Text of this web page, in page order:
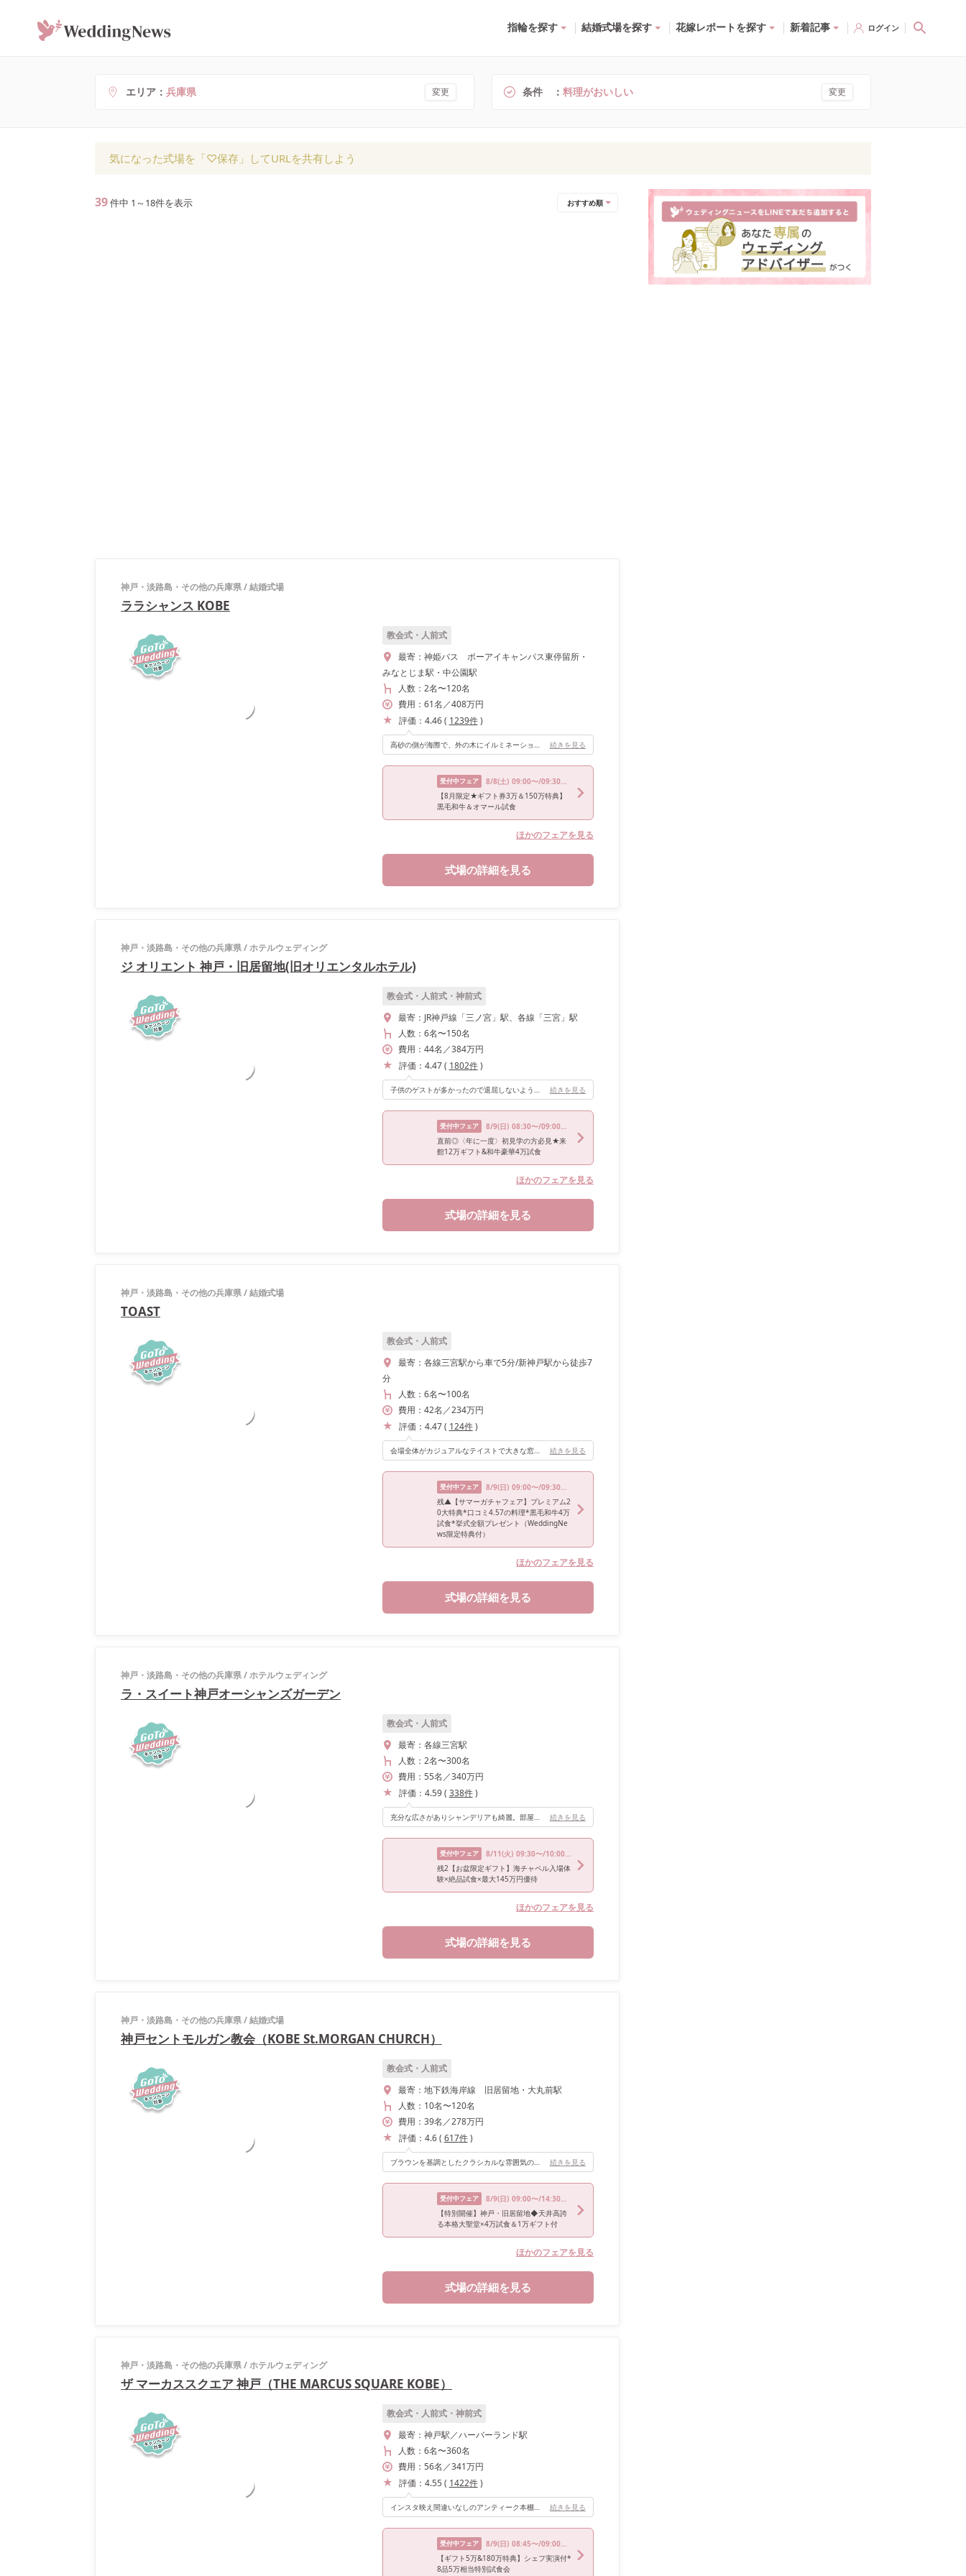
指輪を探す 結婚式場を探す 花嫁レポートを探す 新着記事 ログイン
エリア 兵庫県 変更 条件 料理がおいしい 変更
気になった式場を「♡保存」してURLを共有しよう
39件中 1 ～ 18件を表示 おすすめ順
神戸・淡路島・その他の兵庫県/結婚式場
ララシャンス KOBE
教会式・人前式
最寄： 神姫バス ポーアイキャンパス東停留所・
みなとじま駅・中公園駅
人数： 2名〜120名
費用： 61名 ／408万円
評価： 4.46( 1239件)
高砂の側が海際で、外の木にイルミネーションがされておりキラキラしていてナイトウェディングならではのオシャレな空間演出ができます！ 続きを見る
受付中フェア 8/8(土) 09:00〜/09:30〜/10:00〜/13:30〜/17:30〜
【8月限定★ギフト券3万＆150万特典】
黒毛和牛＆オマール試食
ほかのフェアを見る
式場の詳細を見る
神戸・淡路島・その他の兵庫県/ホテルウェディング
ジ オリエント 神戸・旧居留地(旧オリエンタルホテル)
教会式・人前式・神前式
最寄： JR神戸線「三ノ宮」駅、各線「三宮」駅
人数： 6名〜150名
費用： 44名 ／384万円
評価： 4.47( 1802件)
子供のゲストが多かったので退屈しないように参加型プログラムを考えました。子供たちが緊張をほぐしてくれたので和やかな披露宴になりました。 続きを見る
受付中フェア 8/9(日) 08:30〜/09:00〜/12:00〜/15:00〜
直前◎〈年に一度〉初見学の方必見★来
館12万ギフト&和牛豪華4万試食
ほかのフェアを見る
式場の詳細を見る
神戸・淡路島・その他の兵庫県/結婚式場
TOAST
教会式・人前式
最寄： 各線三宮駅から車で5分/新神戸駅から徒歩7
分
人数： 6名〜100名
費用： 42名 ／234万円
評価： 4.47( 124件)
会場全体がカジュアルなテイストで大きな窓からは自然光がたくさん入ります！長い卓とソファーの高砂は、ゲストとの距離を近く感じることが出来たので良かったです！ 続きを見る
受付中フェア 8/9(日) 09:00〜/09:30〜/10:00〜/13:30〜/17:15〜
残▲【サマーガチャフェア】プレミアム2
0大特典*口コミ4.57の料理*黒毛和牛4万
試食*挙式全額プレゼント（WeddingNe
ws限定特典付）
ほかのフェアを見る
式場の詳細を見る
神戸・淡路島・その他の兵庫県/ホテルウェディング
ラ・スイート神戸オーシャンズガーデン
教会式・人前式
最寄： 各線三宮駅
人数： 2名〜300名
費用： 55名 ／340万円
評価： 4.59( 338件)
充分な広さがありシャンデリアも綺麗。部屋によっては窓があり、外から入場することも出来るので演出によって選べるのもポイントです。何より料理がとても美味しいです。 続きを見る
受付中フェア 8/11(火) 09:30〜/10:00〜/12:30〜/14:30〜/15:00〜
残2【お盆限定ギフト】海チャペル入場体
験×絶品試食×最大145万円優待
ほかのフェアを見る
式場の詳細を見る
神戸・淡路島・その他の兵庫県/結婚式場
神戸セントモルガン教会（KOBE St.MORGAN CHURCH）
教会式・人前式
最寄： 地下鉄海岸線 旧居留地・大丸前駅
人数： 10名〜120名
費用： 39名 ／278万円
評価： 4.6( 617件)
ブラウンを基調としたクラシカルな雰囲気の披露宴会場で、ゲストが程よくリラックスしながら楽しんでもらえる空間です。装花やアイテムによって、色んな雰囲気に変えられる会場だと思います。 続きを見る
受付中フェア 8/9(日) 09:00〜/14:30〜/17:30〜
【特別開催】神戸・旧居留地◆天井高誇
る本格大聖堂×4万試食＆1万ギフト付
ほかのフェアを見る
式場の詳細を見る
神戸・淡路島・その他の兵庫県/ホテルウェディング
ザ マーカススクエア 神戸（THE MARCUS SQUARE KOBE）
教会式・人前式・神前式
最寄： 神戸駅／ハーバーランド駅
人数： 6名〜360名
費用： 56名 ／341万円
評価： 4.55( 1422件)
インスタ映え間違いなしのアンティーク本棚をバックに高砂を設置したことで、誰が撮ってもおしゃれな写真スポットになりました！ キッズスペースも設営し、おしゃれとすごしやすさのある披露宴会場にアレンジできます！ 続きを見る
受付中フェア 8/9(日) 08:45〜/09:00〜/14:00〜/15:00〜/18:00〜
【ギフト5万&180万特典】シェフ実演付*
8品5万相当特別試食会